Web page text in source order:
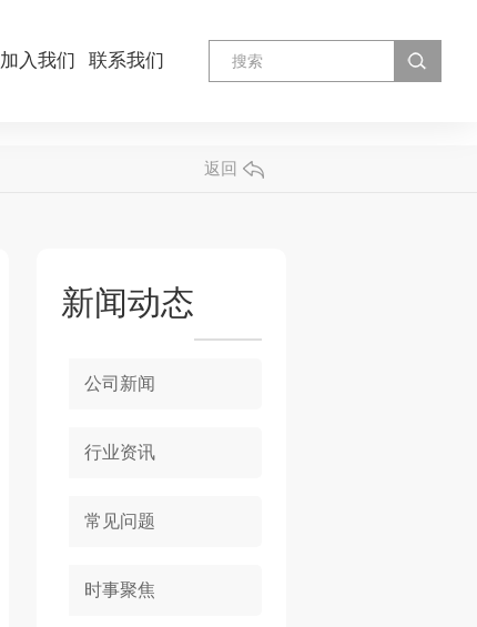
加入我们 联系我们
返回
新闻动态
公司新闻
行业资讯
常见问题
时事聚焦